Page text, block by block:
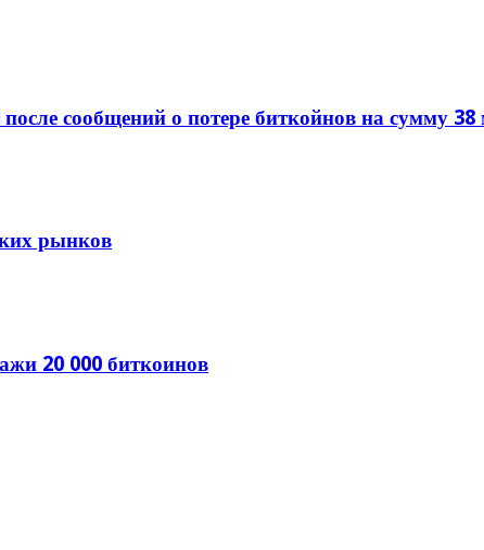
сообщений о потере биткойнов на сумму
рынков
20 000 биткоинов